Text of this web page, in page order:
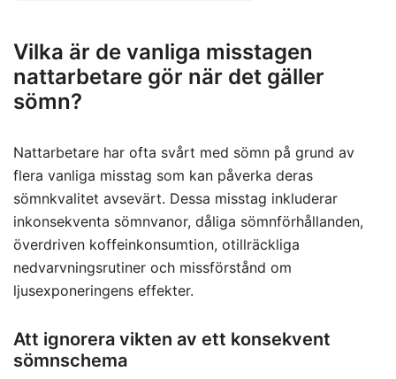
Vilka är de vanliga misstagen
nattarbetare gör när det gäller
sömn?
Nattarbetare har ofta svårt med sömn på grund av
flera vanliga misstag som kan påverka deras
sömnkvalitet avsevärt. Dessa misstag inkluderar
inkonsekventa sömnvanor, dåliga sömnförhållanden,
överdriven koffeinkonsumtion, otillräckliga
nedvarvningsrutiner och missförstånd om
ljusexponeringens effekter.
Att ignorera vikten av ett konsekvent
sömnschema